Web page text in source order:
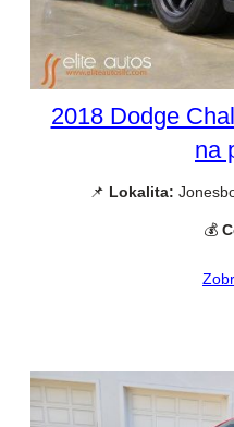
2018 Dodge
na
📌 Lokalita:
💰